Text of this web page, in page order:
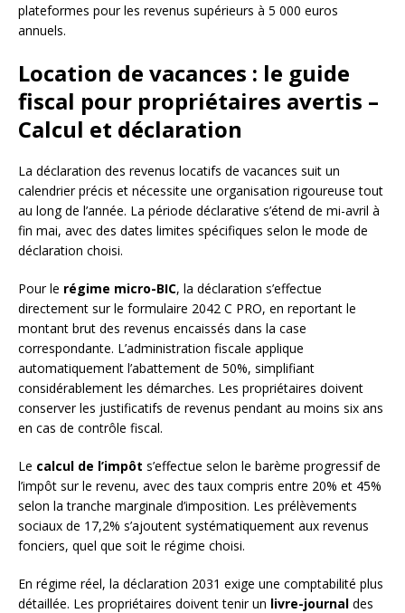
plateformes pour les revenus supérieurs à 5 000 euros
annuels.
Location de vacances : le guide
fiscal pour propriétaires avertis –
Calcul et déclaration
La déclaration des revenus locatifs de vacances suit un
calendrier précis et nécessite une organisation rigoureuse tout
au long de l’année. La période déclarative s’étend de mi-avril à
fin mai, avec des dates limites spécifiques selon le mode de
déclaration choisi.
Pour le régime micro-BIC, la déclaration s’effectue
directement sur le formulaire 2042 C PRO, en reportant le
montant brut des revenus encaissés dans la case
correspondante. L’administration fiscale applique
automatiquement l’abattement de 50%, simplifiant
considérablement les démarches. Les propriétaires doivent
conserver les justificatifs de revenus pendant au moins six ans
en cas de contrôle fiscal.
Le calcul de l’impôt s’effectue selon le barème progressif de
l’impôt sur le revenu, avec des taux compris entre 20% et 45%
selon la tranche marginale d’imposition. Les prélèvements
sociaux de 17,2% s’ajoutent systématiquement aux revenus
fonciers, quel que soit le régime choisi.
En régime réel, la déclaration 2031 exige une comptabilité plus
détaillée. Les propriétaires doivent tenir un livre-journal des